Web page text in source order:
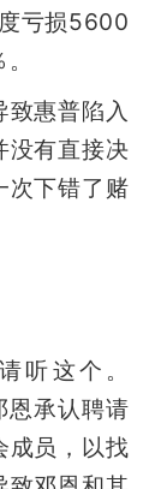
亏损5600
致惠普陷入
没有直接决
次下错了赌
听这个。
恩承认聘请
成员，以找